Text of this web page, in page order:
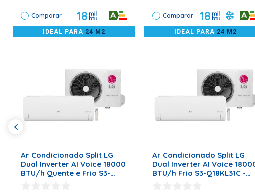
Tipo de Conexão Infra-Red Controller
Garantia
É importante lembrar que a instalação deve sempre ser
Comparar 18
IDEAL PARA 24 M2
Ar Condicionado Split LG
Dual Inverter AI Voice 18000
BTU/h Quente e Frio S3-
Comparar 18
IDEAL PARA 24 M2
Ar Condicionado Split LG
Dual Inverter AI Voice
BTU/h Frio S3-Q18KL31C -